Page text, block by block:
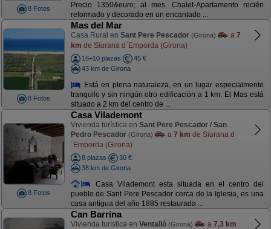
8 Fotos
Precio 1350&euro; al mes. Chalet-Apartamento recién
reformado y decorado en un encantado ...
8 Fotos
Mas del Mar
Casa Rural en Sant Pere Pescador (Girona) a 7
km de Siurana d´Emporda (Girona)
16+10 plazas
45 €
43 km de Girona
Está en plena naturaleza, en un lugar especialmente
tranquilo y sin ningún otro edificación a 1 km. El Mas está
situado a 2 km del centro de ...
8 Fotos
Casa Vilademont
Vivienda turística en Sant Pere Pescador / San
Pedro Pescador (Girona) a 7 km de Siurana d
´Emporda (Girona)
8 plazas
30 €
38 km de Girona
Casa Vilademont esta situada en el centro del
pueblo de Sant Pere Pescador cerca de la Iglesia, es una
casa antigua del año 1885 restaurada ...
Can Barrina
Vivienda turística en Ventalló (Girona) a 7,3 km